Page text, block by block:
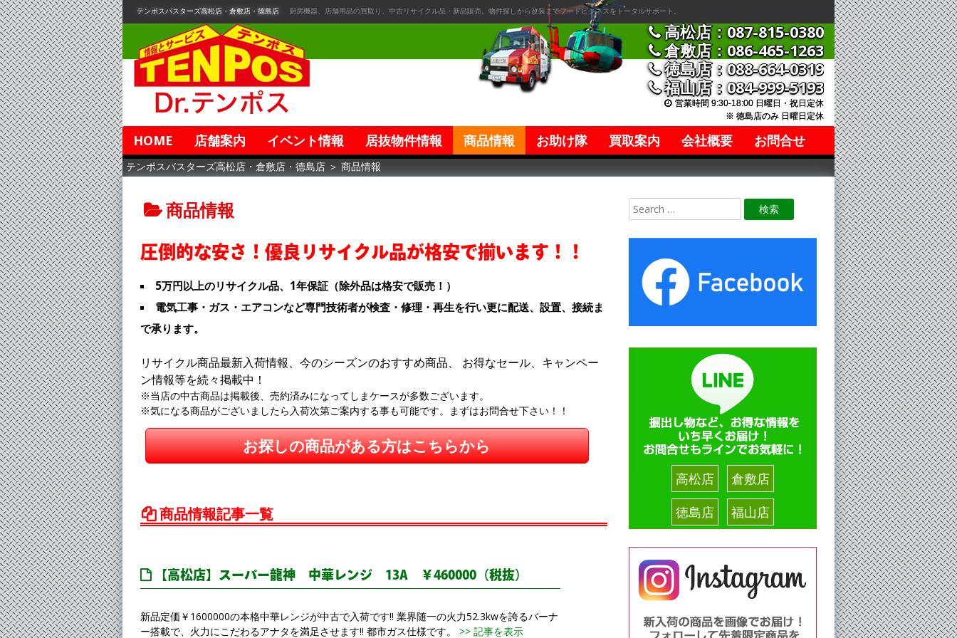
コ
ン
テ
ン
ツ
へ
移
動
テンポスバスターズ高松店・倉敷店・徳島店 厨房機器、店舗用品の買取り、中古リサイクル品・新品販売。物件探しから改装までフードビジネスをトータルサポート。
高松店：087-815-0380
倉敷店：086-465-1263
徳島店：088-664-0319
福山店：084-999-5193
営業時間 9:30-18:00 日曜日・祝日定休
※ 徳島店のみ 日曜日定休
HOME 店舗案内 イベント情報 居抜物件情報 商品情報 お助け隊 買取案内 会社概要 お問合せ
テンポスバスターズ高松店・倉敷店・徳島店 ＞ 商品情報
商品情報
圧倒的な安さ！優良リサイクル品が格安で揃います！！
5万円以上のリサイクル品、1年保証（除外品は格安で販売！）
電気工事・ガス・エアコンなど専門技術者が検査・修理・再生を行い更に配送、設置、接続ま
で承ります。
リサイクル商品最新入荷情報、今のシーズンのおすすめ商品、 お得なセール、キャンペー
ン情報等を続々掲載中！
※当店の中古商品は掲載後、売約済みになってしまケースが多数ございます。
※気になる商品がございましたら入荷次第ご案内する事も可能です。まずはお問合せ下さい！！
お探しの商品がある方はこちらから
商品情報記事一覧
【高松店】スーパー龍神 中華レンジ 13A ￥460000（税抜）
新品定価￥1600000の本格中華レンジが中古で入荷です!! 業界随一の火力52.3kwを誇るバーナ
ー搭載で、火力にこだわるアナタを満足させます!! 都市ガス仕様です。
>> 記事を表示
高松店
倉敷店
徳島店
福山店